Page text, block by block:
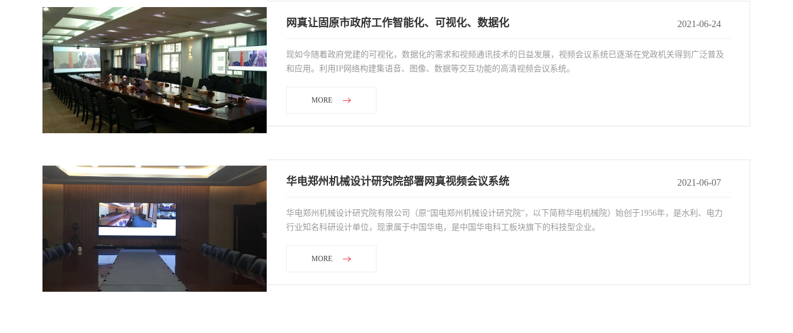
网真让固原市政府工作智能化、可视化、数据化 2021-06-24
现如今随着政府党建的可视化，数据化的需求和视频通讯技术的日益发展，视频会议系统已逐渐在党政机关得到广泛普及
和应用。利用IP网络构建集语音、图像、数据等交互功能的高清视频会议系统。
MORE
华电郑州机械设计研究院部署网真视频会议系统 2021-06-07
华电郑州机械设计研究院有限公司（原“国电郑州机械设计研究院”，以下简称华电机械院）始创于1956年，是水利、电力
行业知名科研设计单位，现隶属于中国华电，是中国华电科工板块旗下的科技型企业。
MORE